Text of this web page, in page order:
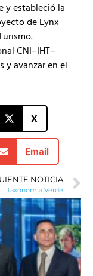
y estableció la
de Lynx
CNI–IHT–
y avanzar en el
X
Email
NOTICIA
Taxonomía Verde